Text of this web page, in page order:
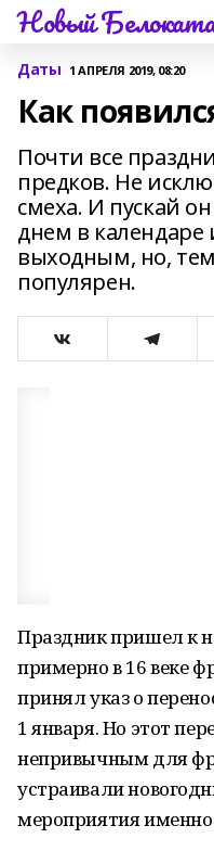
Новый
Даты 1 АПРЕЛЯ 2019, 08:20
Как
Почти все
предков. Не
смеха. И пускай
днем в календаре
выходным, но,
популярен.
Праздник пришел к
примерно в 16 веке
принял указ о
1 января. Но этот
непривычным для
устраивали
мероприятия именно